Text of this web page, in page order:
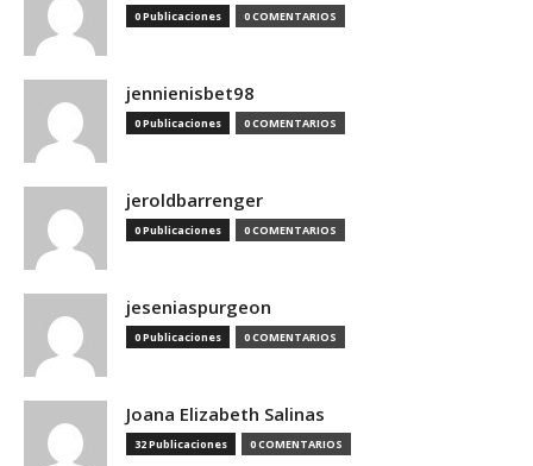
0 Publicaciones 0 COMENTARIOS
jennienisbet98
0 Publicaciones 0 COMENTARIOS
jeroldbarrenger
0 Publicaciones 0 COMENTARIOS
jeseniaspurgeon
0 Publicaciones 0 COMENTARIOS
Joana Elizabeth Salinas
32 Publicaciones 0 COMENTARIOS